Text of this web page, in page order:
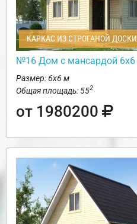
КАРКАС ИЗ СТРОГАНОЙ ДОСКИ
№16 Дом с мансардой 6х6
Размер: 6х6 м
Общая площадь: 552
от 1980200